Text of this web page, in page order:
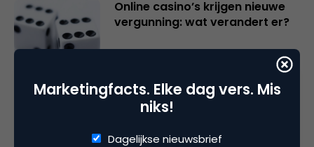
Online casino’s krijgen nieuwe
vergunning: wat verandert er?
Wat Gen Z écht denkt over
Marketingfacts. Elke dag vers. Mis
niks!
Dagelijkse nieuwsbrief